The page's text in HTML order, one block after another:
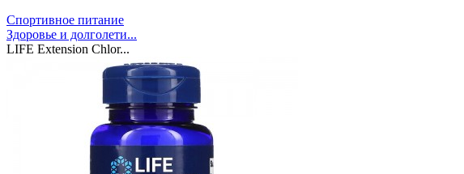
Спортивное питание
Здоровье и долголети...
LIFE Extension Chlor...